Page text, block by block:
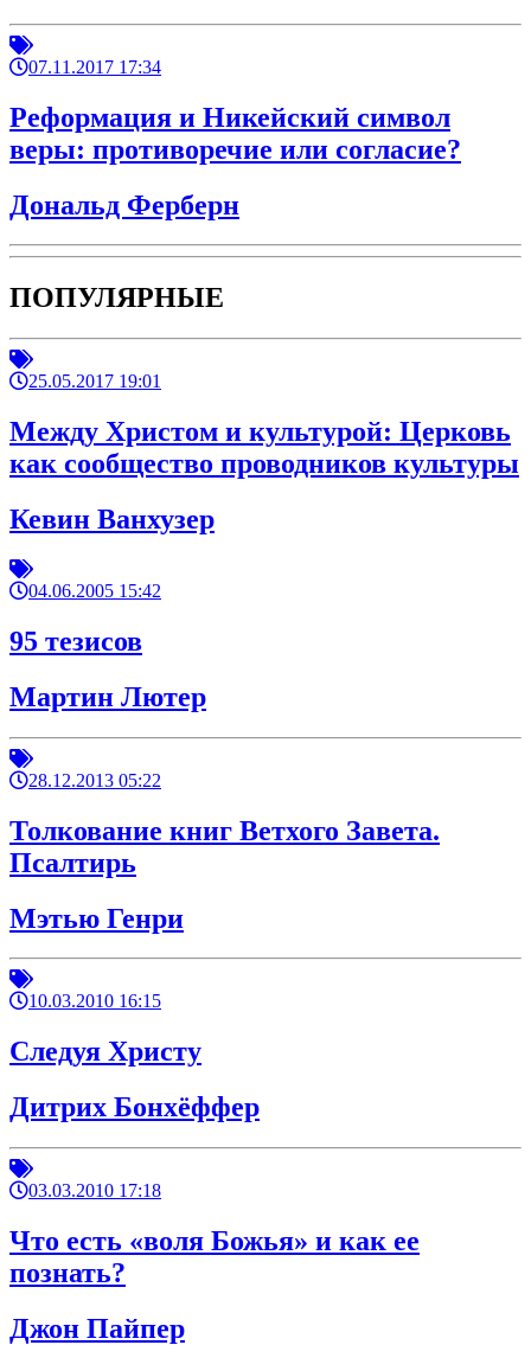
07.11.2017 17:34
Реформация и Никейский символ
веры: противоречие или согласие?
Дональд Ферберн
ПОПУЛЯРНЫЕ
25.05.2017 19:01
Между Христом и культурой: Церковь
как сообщество проводников культуры
Кевин Ванхузер
04.06.2005 15:42
95 тезисов
Мартин Лютер
28.12.2013 05:22
Толкование книг Ветхого Завета.
Псалтирь
Мэтью Генри
10.03.2010 16:15
Следуя Христу
Дитрих Бонхёффер
03.03.2010 17:18
Что есть «воля Божья» и как ее
познать?
Джон Пайпер